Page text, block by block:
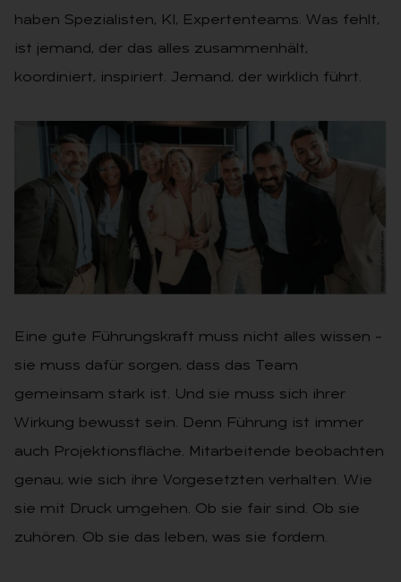
haben Spezialisten, KI, Expertenteams. Was fehlt,
ist jemand, der das alles zusammenhält,
koordiniert, inspiriert. Jemand, der wirklich führt.
Eine gute Führungskraft muss nicht alles wissen –
sie muss dafür sorgen, dass das Team
gemeinsam stark ist. Und sie muss sich ihrer
Wirkung bewusst sein. Denn Führung ist immer
auch Projektionsfläche. Mitarbeitende beobachten
genau, wie sich ihre Vorgesetzten verhalten. Wie
sie mit Druck umgehen. Ob sie fair sind. Ob sie
zuhören. Ob sie das leben, was sie fordern.